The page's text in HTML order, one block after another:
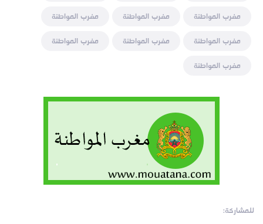
مغرب المواطنة
مغرب المواطنة
مغرب المواطنة
مغرب المواطنة
مغرب المواطنة
مغرب المواطنة
مغرب المواطنة
للمشاركة: